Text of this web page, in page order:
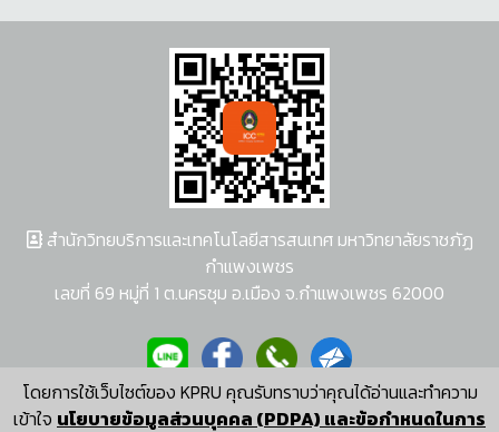
โดยการใช้เว็บไซต์ของ KPRU คุณรับทราบว่าคุณได้อ่านและทำความ
เข้าใจ นโยบายข้อมูลส่วนบุคคล (PDPA) และข้อกำหนดในการ
สำนักวิทยบริการและเทคโนโลยีสารสนเทศ มหาวิทยาลัยราชภัฏ
กำแพงเพชร
เลขที่ 69 หมู่ที่ 1 ต.นครชุม อ.เมือง จ.กำแพงเพชร 62000
ผู้พัฒนาระบบ อนุชา พวงผกา